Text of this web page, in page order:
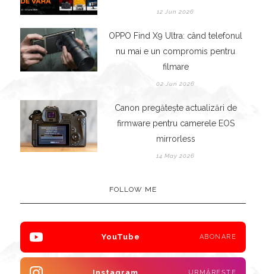
12 Jun 2026
OPPO Find X9 Ultra: când telefonul
nu mai e un compromis pentru
filmare
02 Jun 2026
Canon pregătește actualizări de
firmware pentru camerele EOS
mirrorless
14 May 2026
FOLLOW ME
YouTube ABONARE
URMĂREȘTE